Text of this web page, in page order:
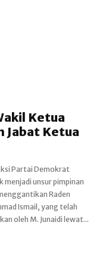
Ketua
Jabat Ketua
oleh M. Junaidi lewat...